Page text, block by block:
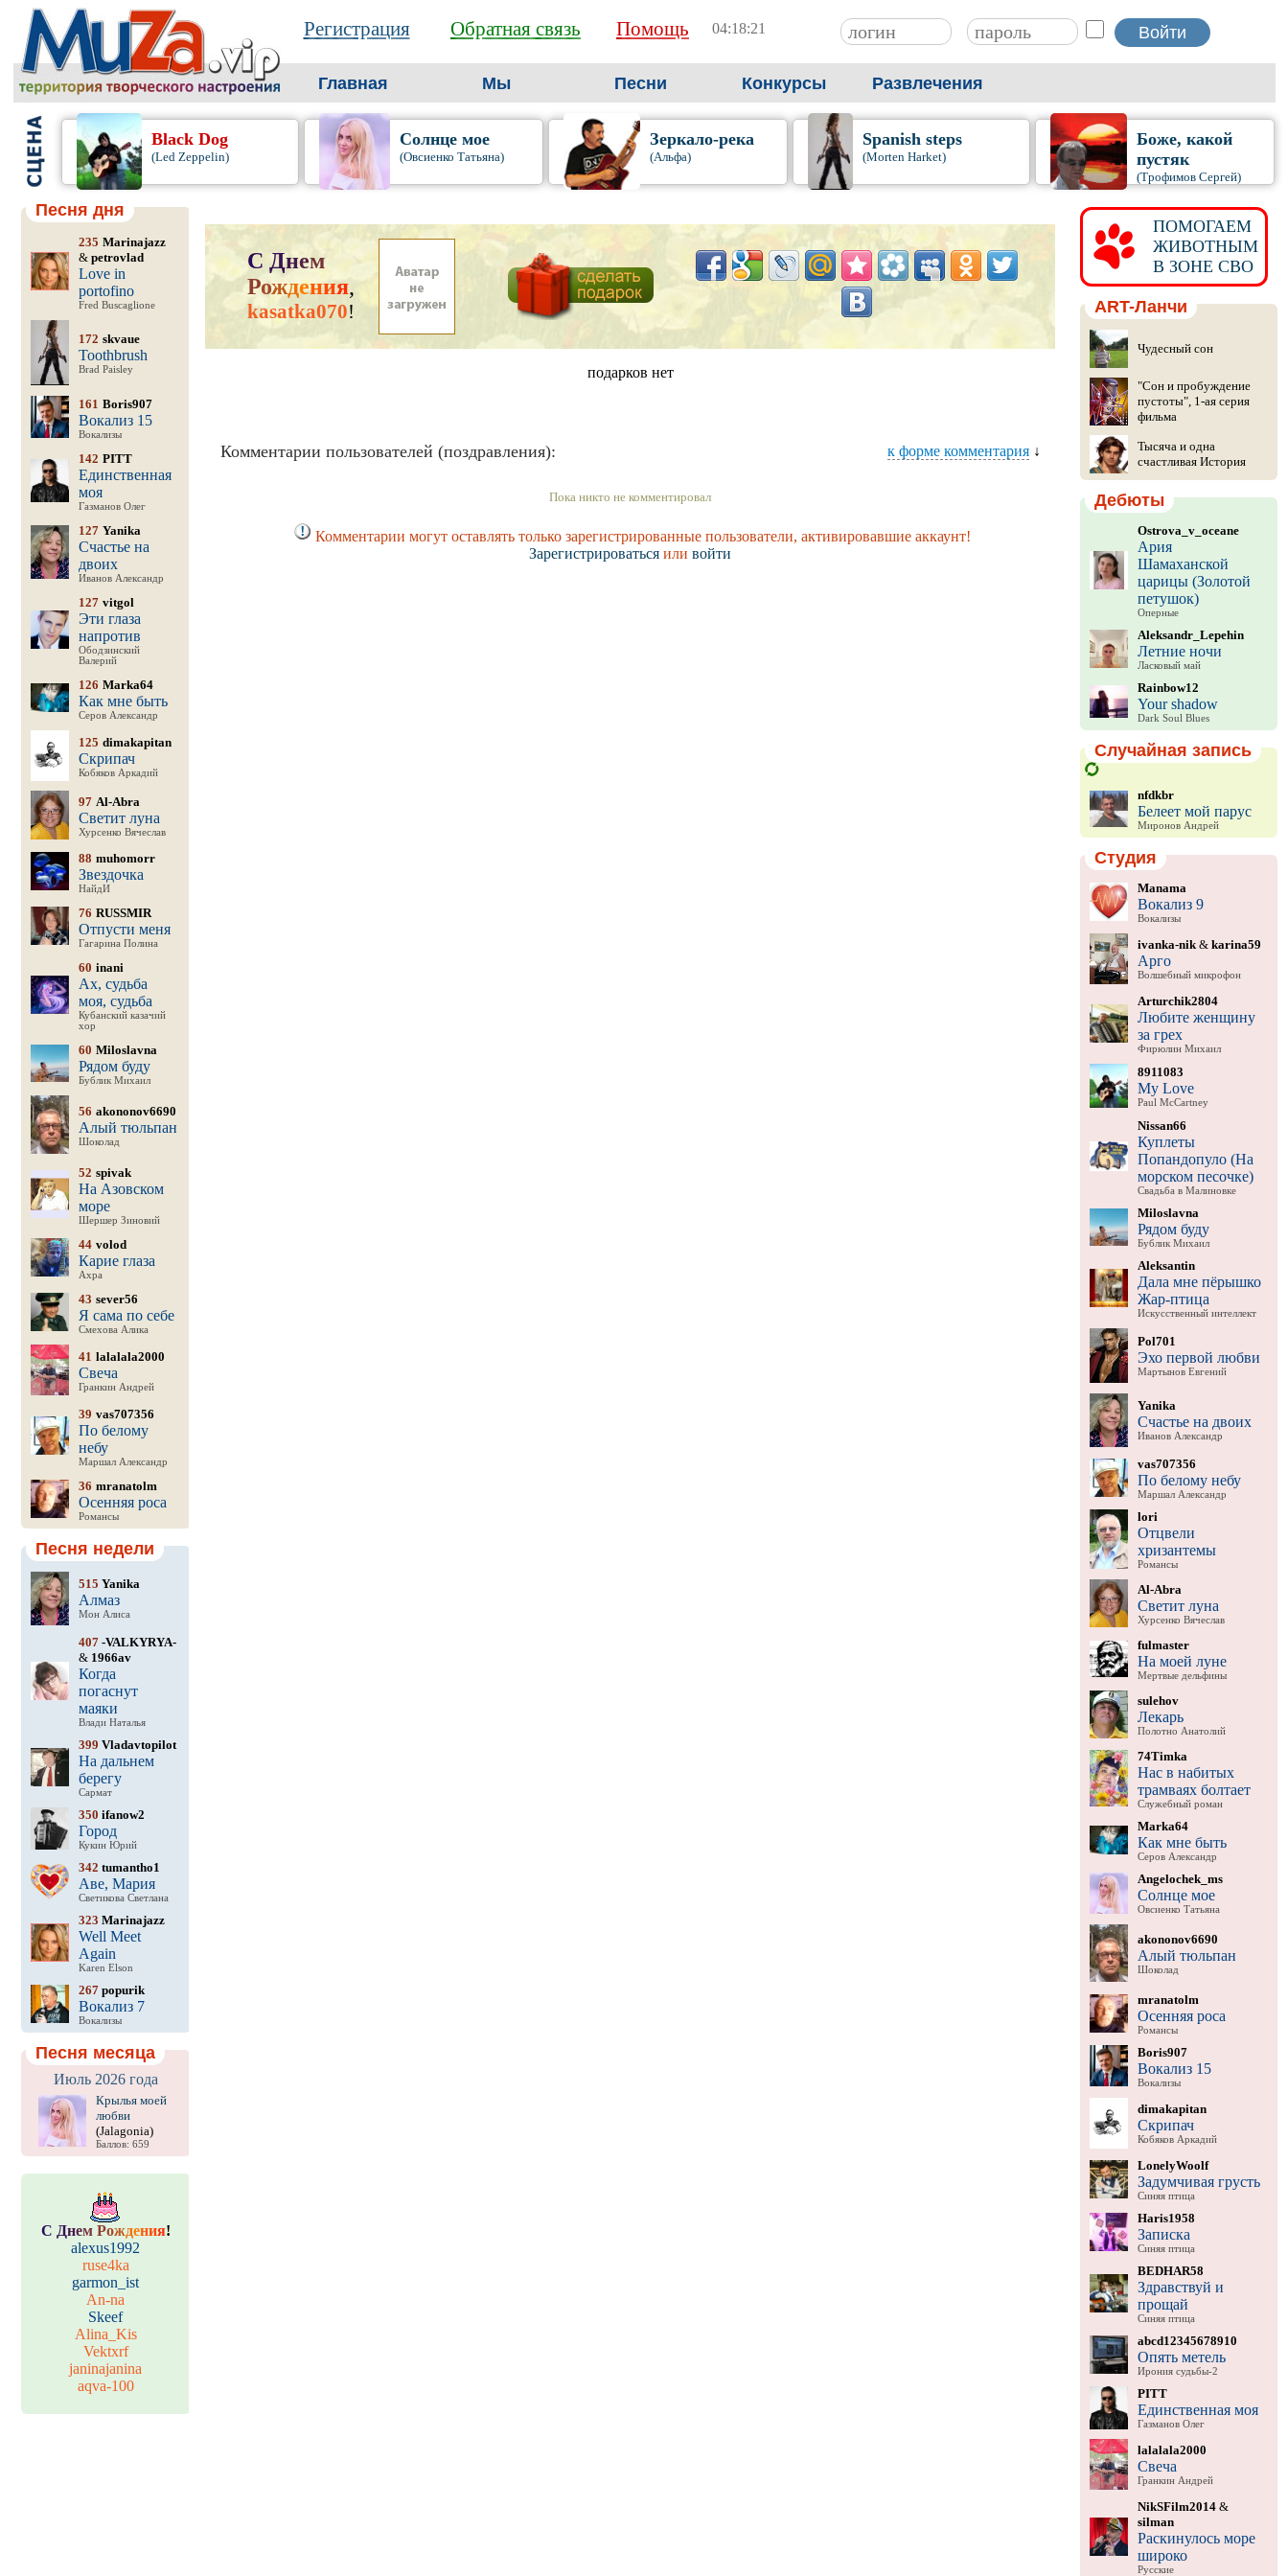
Регистрация Обратная связь Помощь 04:18:22
Главная Мы Песни Конкурсы Развлечения
Black Dog
(Led Zeppelin)
Солнце мое
(Овсиенко Татьяна)
Зеркало-река
(Альфа)
Spanish steps
(Morten Harket)
Боже, какой
пустяк
(Трофимов Сергей)
Песня дня
235 Marinajazz
& petrovlad
Love in
portofino
Fred Buscaglione
172 skvaue
Toothbrush
Brad Paisley
161 Boris907
Вокализ 15
Вокализы
142 PITT
Единственная
моя
Газманов Олег
127 Yanika
Счастье на
двоих
Иванов Александр
127 vitgol
Эти глаза
напротив
Ободзинский
Валерий
126 Marka64
Как мне быть
Серов Александр
125 dimakapitan
Скрипач
Кобяков Аркадий
97 Al-Abra
Светит луна
Хурсенко Вячеслав
88 muhomorr
Звездочка
НайдИ
76 RUSSMIR
Отпусти меня
Гагарина Полина
60 inani
Ах, судьба
моя, судьба
Кубанский казачий
хор
60 Miloslavna
Рядом буду
Бублик Михаил
56 akononov6690
Алый тюльпан
Шоколад
52 spivak
На Азовском
море
Шершер Зиновий
44 volod
Карие глаза
Ахра
43 sever56
Я сама по себе
Смехова Алика
41 lalalala2000
Свеча
Гранкин Андрей
39 vas707356
По белому
небу
Маршал Александр
36 mranatolm
Осенняя роса
Романсы
Песня недели
515 Yanika
Алмаз
Мон Алиса
407-VALKYRYA-
& 1966av
Когда
погаснут
маяки
Влади Наталья
399 Vladavtopilot
На дальнем
берегу
Сармат
350 ifanow2
Город
Кукин Юрий
342 tumantho1
Аве, Мария
Светикова Светлана
323 Marinajazz
Well Meet
Again
Karen Elson
267popurik
Вокализ 7
Вокализы
Песня месяца
Июль 2026 года
Крылья моей
любви
(Jalagonia)
Баллов: 659
С Днем Рождения!
alexus1992
ruse4ka
garmon_ist
An-na
Skeef
Alina_Kis
Vektxrf
janinajanina
aqva-100
С Днем
Рождения,
kasatka070!
подарков нет
Комментарии пользователей (поздравления): к форме комментария↓
Пока никто не комментировал
Комментарии могут оставлять только зарегистрированные пользователи, активировавшие аккаунт!
Зарегистрироваться или войти
ПОМОГАЕМ
ЖИВОТНЫМ
В ЗОНЕ СВО
ART-Ланчи
Чудесный сон
"Сон и пробуждение
пустоты", 1-ая серия
фильма
Тысяча и одна
счастливая История
Дебюты
Ostrova_v_oceane
Ария
Шамаханской
царицы (Золотой
петушок)
Оперные
Aleksandr_Lepehin
Летние ночи
Ласковый май
Rainbow12
Your shadow
Dark Soul Blues
Случайная запись
nfdkbr
Белеет мой парус
Миронов Андрей
Студия
Manama
Вокализ 9
Вокализы
ivanka-nik& karina59
Арго
Волшебный микрофон
Arturchik2804
Любите женщину
за грех
Фирюлин Михаил
8911083
My Love
Paul McCartney
Nissan66
Куплеты
Попандопуло (На
морском песочке)
Свадьба в Малиновке
Miloslavna
Рядом буду
Бублик Михаил
Aleksantin
Дала мне пёрышко
Жар-птица
Искусственный интеллект
Pol701
Эхо первой любви
Мартынов Евгений
Yanika
Счастье на двоих
Иванов Александр
vas707356
По белому небу
Маршал Александр
lori
Отцвели
хризантемы
Романсы
Al-Abra
Светит луна
Хурсенко Вячеслав
fulmaster
На моей луне
Мертвые дельфины
sulehov
Лекарь
Полотно Анатолий
74Timka
Нас в набитых
трамваях болтает
Служебный роман
Marka64
Как мне быть
Серов Александр
Angelochek_ms
Солнце мое
Овсиенко Татьяна
akononov6690
Алый тюльпан
Шоколад
mranatolm
Осенняя роса
Романсы
Boris907
Вокализ 15
Вокализы
dimakapitan
Скрипач
Кобяков Аркадий
LonelyWoolf
Задумчивая грусть
Синяя птица
Haris1958
Записка
Синяя птица
BEDHAR58
Здравствуй и
прощай
Синяя птица
abcd12345678910
Опять метель
Ирония судьбы-2
PITT
Единственная моя
Газманов Олег
lalalala2000
Свеча
Гранкин Андрей
NikSFilm2014&
silman
Раскинулось море
широко
Русские